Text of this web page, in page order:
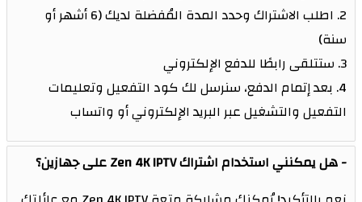
2. اطلب الاشتراك وحدد المدة المُفضلة لديك (6 أشهر أو
سنة)
3. ستتلقى رابطًا للدفع الإلكتروني
4. بعد إتمام الدفع، سنرسل لك كود التفعيل وتعليمات
التفعيل والتشغيل عبر البريد الإلكتروني أو واتساب
هل يمكنني استخدام اشتراك Zen 4K IPTV على جهازين؟